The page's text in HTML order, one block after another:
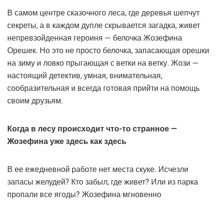
В самом центре сказочного леса, где деревья шепчут
секреты, а в каждом дупле скрывается загадка, живет
непревзойденная героиня — белочка Жозефина
Орешек. Но это не просто белочка, запасающая орешки
на зиму и ловко прыгающая с ветки на ветку. Жози —
настоящий детектив, умная, внимательная,
сообразительная и всегда готовая прийти на помощь
своим друзьям.
Когда в лесу происходит что-то странное —
Жозефина уже здесь как здесь
В ее ежедневной работе нет места скуке. Исчезли
запасы желудей? Кто забыл, где живет? Или из парка
пропали все ягоды? Жозефина мгновенно